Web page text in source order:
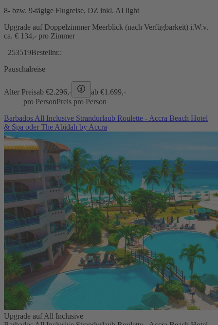
8- bzw. 9-tägige Flugreise, DZ inkl. AI light
Upgrade auf Doppelzimmer Meerblick (nach Verfügbarkeit) i.W.v.
ca. € 134,- pro Zimmer
253519Bestellnr.:
Pauschalreise
Alter Preisab €2.296,- ab €1.699,-
pro PersonPreis pro Person
Barbados All Inclusive Strandurlaub Roulette - Accra Beach Hotel
& Spa oder The Abidah by Accra
Upgrade auf All Inclusive